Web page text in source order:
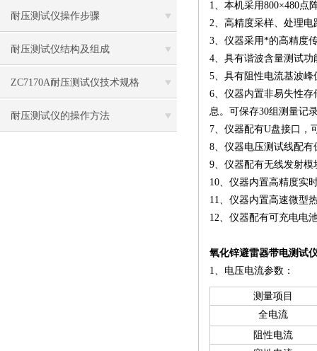
耐压测试仪操作步骤
耐压测试仪结构及组成
ZC7170A耐压测试仪技术规格
耐压测试仪的操作方法
1、本机采用800×480点
2、高精度采样、处理
3、仪器采用*的高精度
4、具有谐波含量测试
5、具有阻性电流基波峰
6、仪器内置非易失性
息。可保存30组测量记
7、仪器配有U盘接口，
8、仪器电压测试线配
9、仪器配有无线发射
10、仪器内置高精度实
11、仪器内置高速微型
12、仪器配有可充电电
氧化锌避雷器带电测试
1、电压电流参数：
测量项目
全电流
阻性电流